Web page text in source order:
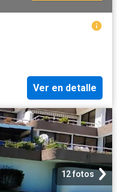
Ver en detalle
12 fotos